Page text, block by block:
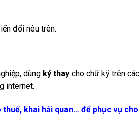
đổi nêu trên.
dùng ký thay cho chữ ký trên các
internet.
khai hải quan… để phục vụ cho